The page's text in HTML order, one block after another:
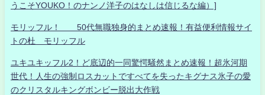
うこそYOUKO！のナンノ洋子のはなしは信じるな編）]
モリッフル！ 50代無職独身的まとめ速報！有益便利情報サイ
トの杜 モリッフル
ユキユキッフル2！ど底辺的一同驚愕騒然まとめ速報！超氷河期
世代！人生の強制ロスカットですべてを失ったキグナス氷子の愛
のクリスタルキングボンビー脱出大作戦